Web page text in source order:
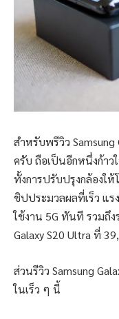
สำหรับพรีวิว
ครับ ถือเป็นอีกหนึ่งก้าว
ทั้งการปรับปรุงกล้องใ
ชิปประมวลผลที่เร็ว แร
ใช้งาน 5G ทันที รวมถึ
Galaxy S20 Ultra ที่
ส่วนรีวิว Samsung
ในเร็ว ๆ นี้